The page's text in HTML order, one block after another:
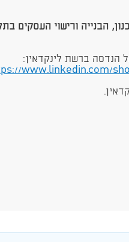
הבנייה ורישוי העסקים
הנדסה ברשת לינקדאין:
www.linkedin.com/